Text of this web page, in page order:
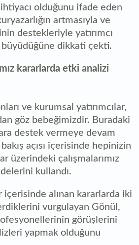
olduğunu ifade eden
artmasıyla ve
destekleriyle yatırımcı
dikkati çekti.
kararlarda etki analizi
ve kurumsal yatırımcılar,
göz bebeğimizdir. Buradaki
destek vermeye devam
açısı içerisinde hepinizin
üzerindeki çalışmalarımız
kullandı.
içerisinde alınan kararlarda iki
vurgulayan Gönül,
görüşlerini
yapmak olduğunu